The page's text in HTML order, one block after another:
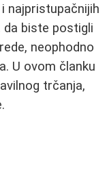
najpristupačnijih
biste postigli
neophodno
U ovom članku
trčanja,